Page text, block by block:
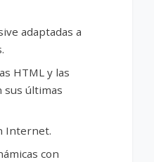
adaptadas a
HTML y las
sus últimas
Internet.
con